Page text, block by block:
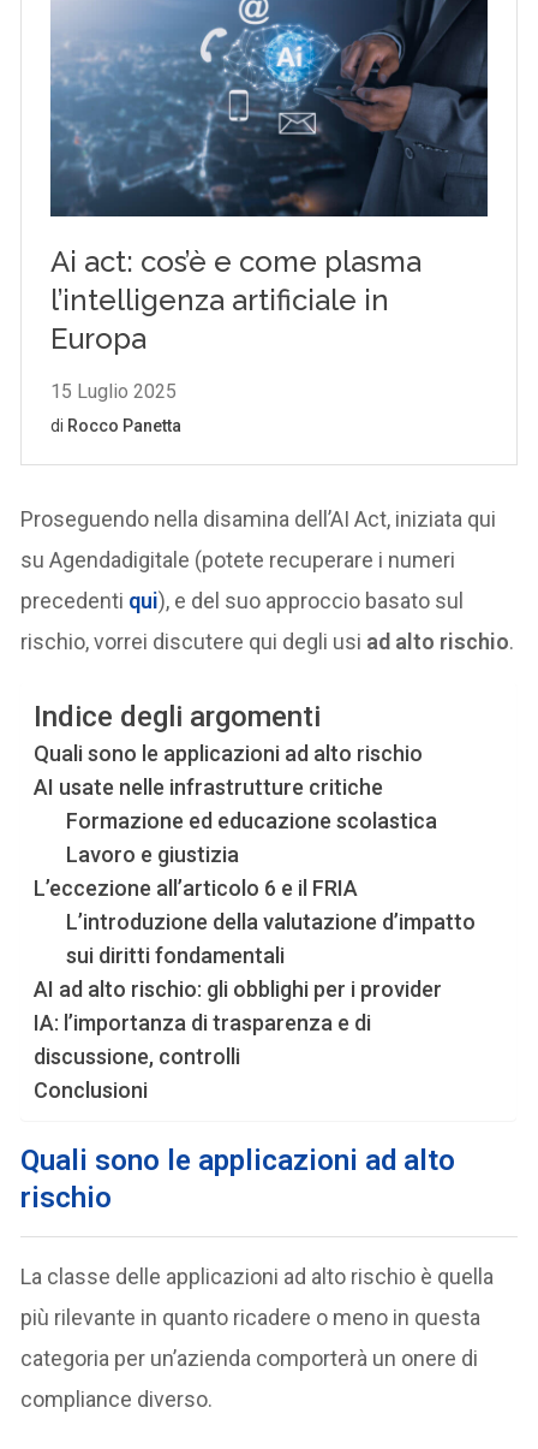
Proseguendo nella disamina dell’AI Act, iniziata qui
su Agendadigitale (potete recuperare i numeri
precedenti qui), e del suo approccio basato sul
rischio, vorrei discutere qui degli usi ad alto rischio.
Indice degli argomenti
Quali sono le applicazioni ad alto rischio
AI usate nelle infrastrutture critiche
Formazione ed educazione scolastica
Lavoro e giustizia
L’eccezione all’articolo 6 e il FRIA
L’introduzione della valutazione d’impatto
sui diritti fondamentali
AI ad alto rischio: gli obblighi per i provider
IA: l’importanza di trasparenza e di
discussione, controlli
Conclusioni
Quali sono le applicazioni ad alto
rischio
La classe delle applicazioni ad alto rischio è quella
più rilevante in quanto ricadere o meno in questa
categoria per un’azienda comporterà un onere di
compliance diverso.